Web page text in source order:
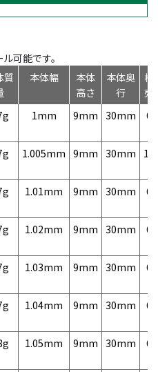
可能です。
質
本体幅
本体
高さ
本体奥
行
標
売
1mm 9mm 30mm
1.005mm 9mm 30mm
1.01mm 9mm 30mm
1.02mm 9mm 30mm
1.03mm 9mm 30mm
1.04mm 9mm 30mm
1.05mm 9mm 30mm